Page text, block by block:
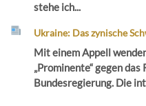
stehe ich...
Ukraine: Das zynische
Mit einem Appell
„Prominente“ gegen
Bundesregierung. Die